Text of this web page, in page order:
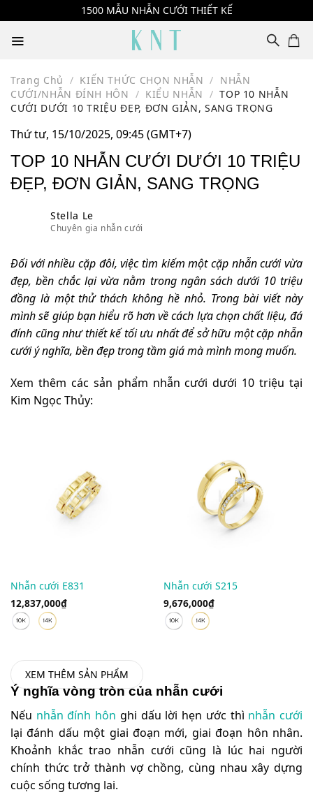
to
content
1500 MẪU NHẪN CƯỚI THIẾT KẾ
Trang Chủ / KIẾN THỨC CHỌN NHẪN / NHẪN
CƯỚI/NHẪN ĐÍNH HÔN / KIỂU NHẪN / TOP 10 NHẪN
CƯỚI DƯỚI 10 TRIỆU ĐẸP, ĐƠN GIẢN, SANG TRỌNG
Thứ tư, 15/10/2025, 09:45 (GMT+7)
TOP 10 NHẪN CƯỚI DƯỚI 10 TRIỆU
ĐẸP, ĐƠN GIẢN, SANG TRỌNG
Stella Le
Chuyên gia nhẫn cưới
Đối với nhiều cặp đôi, việc tìm kiếm một cặp nhẫn cưới vừa
đẹp, bền chắc lại vừa nằm trong ngân sách dưới 10 triệu
đồng là một thử thách không hề nhỏ. Trong bài viết này
mình sẽ giúp bạn hiểu rõ hơn về cách lựa chọn chất liệu, đá
đính cũng như thiết kế tối ưu nhất để sở hữu một cặp nhẫn
cưới ý nghĩa, bền đẹp trong tầm giá mà mình mong muốn.
Xem thêm các sản phẩm nhẫn cưới dưới 10 triệu tại
Kim Ngọc Thủy:
Nhẫn cưới E831
12,837,000₫
Nhẫn cưới S215
9,676,000₫
XEM THÊM SẢN PHẨM
Ý nghĩa vòng tròn của nhẫn cưới
Nếu nhẫn đính hôn ghi dấu lời hẹn ước thì nhẫn cưới
lại đánh dấu một giai đoạn mới, giai đoạn hôn nhân.
Khoảnh khắc trao nhẫn cưới cũng là lúc hai người
chính thức trở thành vợ chồng, cùng nhau xây dựng
cuộc sống tương lai.